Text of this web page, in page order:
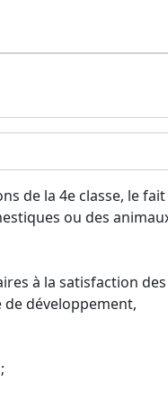
de la 4e classe, le
ou des
à la satisfaction des
développement,